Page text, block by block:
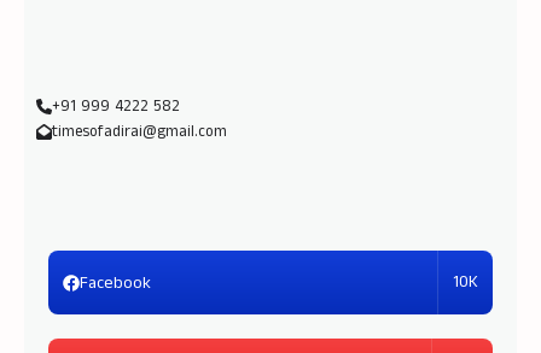
+91 999 4222 582
timesofadirai@gmail.com
Facebook 10K